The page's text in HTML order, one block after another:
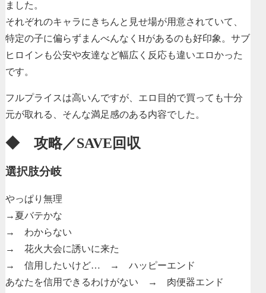
ました。
それぞれのキャラにきちんと見せ場が用意されていて、
特定の子に偏らずまんべんなくHがあるのも好印象。サブ
ヒロインも公安や友達など幅広く反応も違いエロかった
です。
フルプライスは高いんですが、エロ目的で買っても十分
元が取れる、そんな満足感のある内容でした。
◆ 攻略／SAVE回収
選択肢分岐
やっぱり無理
→夏バテかな
→ わからない
→ 花火大会に誘いに来た
→ 信用したいけど… → ハッピーエンド
あなたを信用できるわけがない → 肉便器エンド